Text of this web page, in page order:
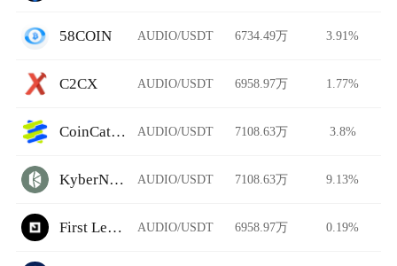
58COIN AUDIO/USDT 6734.49万 3.91%
C2CX AUDIO/USDT 6958.97万 1.77%
CoinCatch Derivatives AUDIO/USDT 7108.63万 3.8%
KyberNetwork AUDIO/USDT 7108.63万 9.13%
First Ledger AUDIO/USDT 6958.97万 0.19%